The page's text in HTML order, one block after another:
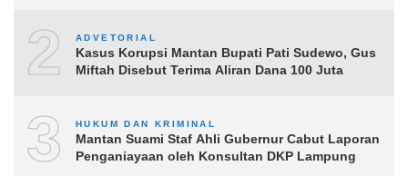
2 ADVETORIAL
Kasus Korupsi Mantan Bupati Pati Sudewo, Gus
Miftah Disebut Terima Aliran Dana 100 Juta
3 HUKUM DAN KRIMINAL
Mantan Suami Staf Ahli Gubernur Cabut Laporan
Penganiayaan oleh Konsultan DKP Lampung